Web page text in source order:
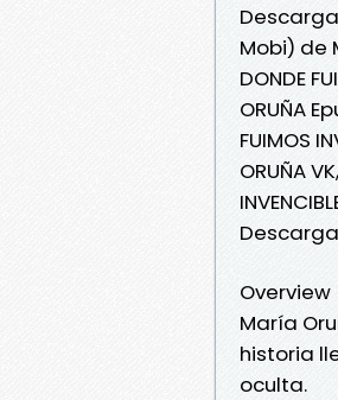
Mobi) de
DONDE
ORUÑA
FUIMOS
ORUÑA
Overview
María
historia
oculta.